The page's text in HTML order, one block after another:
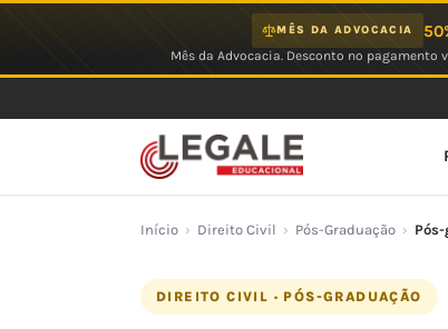
MÊS DA ADVOCACIA
Mês da Advocacia. Desconto no
Início › Direito Civil › Pós-Graduação ›
DIREITO CIVIL · PÓS-GRADUAÇÃO